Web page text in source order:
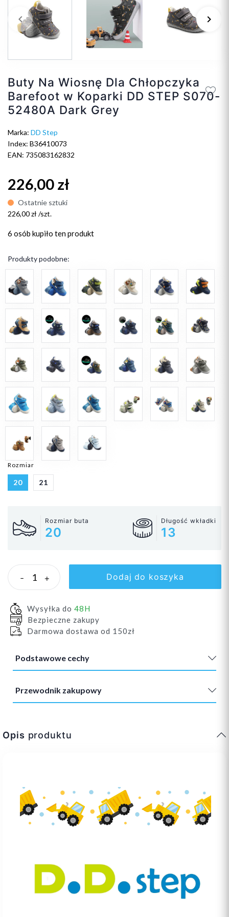
Poprzedni
keyboard_arrow_left keyboard_arrow_right
Buty Na Wiosnę Dla Chłopczyka
Barefoot w Koparki DD STEP S070-
52480A Dark Grey
Marka: DD Step
Index: B36410073
EAN: 735083162832
226,00 zł
Ostatnie sztuki
226,00 zł /szt.
6 osób kupiło ten produkt
Produkty podobne:
Rozmiar
20 21
Rozmiar buta
20
Długość wkładki
13
- + Dodaj do koszyka
Wysyłka do 48H
Bezpieczne zakupy
Darmowa dostawa od 150zł
Podstawowe cechy
Przewodnik zakupowy
Opis produktu